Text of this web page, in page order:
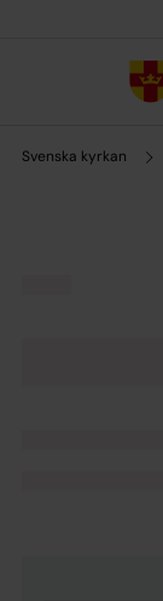
Svenska kyrkan